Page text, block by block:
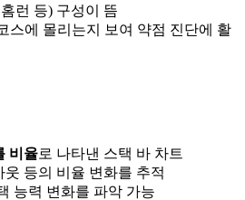
홈런 등) 구성이 뜸
스에 몰리는지 보여 약점 진단에 활
비율로 나타낸 스택 바 차트
웃 등의 비율 변화를 추적
능력 변화를 파악 가능